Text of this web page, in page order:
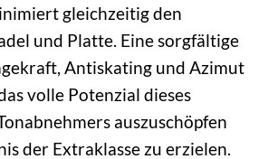
gleichzeitig den
und Platte. Eine sorgfältige
Antiskating und Azimut
volle Potenzial dieses
auszuschöpfen
der Extraklasse zu erzielen.